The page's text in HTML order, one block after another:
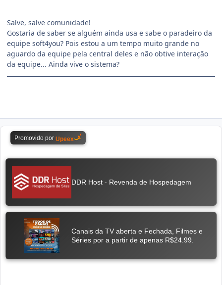
Salve, salve comunidade!
Gostaria de saber se alguém ainda usa e sabe o paradeiro da
equipe soft4you? Pois estou a um tempo muito grande no
aguardo da equipe pela central deles e não obtive interação
da equipe... Ainda vive o sistema?